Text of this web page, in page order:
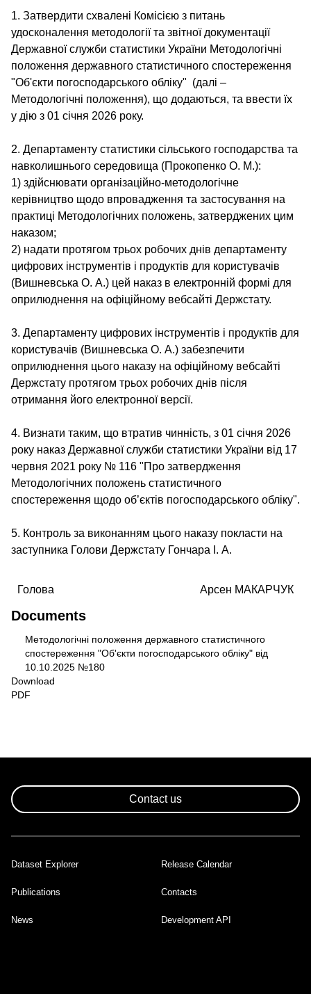
1. Затвердити схвалені Комісією з питань
удосконалення методології та звітної документації
Державної служби статистики України Методологічні
положення державного статистичного спостереження
"Об'єкти погосподарського обліку" (далі –
Методологічні положення), що додаються, та ввести їх
у дію з 01 січня 2026 року.
2. Департаменту статистики сільського господарства та
навколишнього середовища (Прокопенко О. М.):
1) здійснювати організаційно-методологічне
керівництво щодо впровадження та застосування на
практиці Методологічних положень, затверджених цим
наказом;
2) надати протягом трьох робочих днів департаменту
цифрових інструментів і продуктів для користувачів
(Вишневська О. А.) цей наказ в електронній формі для
оприлюднення на офіційному вебсайті Держстату.
3. Департаменту цифрових інструментів і продуктів для
користувачів (Вишневська О. А.) забезпечити
оприлюднення цього наказу на офіційному вебсайті
Держстату протягом трьох робочих днів після
отримання його електронної версії.
4. Визнати таким, що втратив чинність, з 01 січня 2026
року наказ Державної служби статистики України від 17
червня 2021 року № 116 "Про затвердження
Методологічних положень статистичного
спостереження щодо об’єктів погосподарського обліку".
5. Контроль за виконанням цього наказу покласти на
заступника Голови Держстату Гончара І. А.
Головa Арсен МАКАРЧУК
Documents
Document
Методологічні положення державного статистичного
спостереження "Об'єкти погосподарського обліку" від
10.10.2025 №180
Download
PDF
Contact us
Footer
Dataset Explorer Release Calendar
Publications Contacts
News Development API